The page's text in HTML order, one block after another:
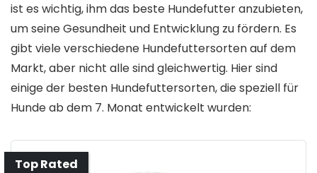
ist es wichtig, ihm das beste Hundefutter anzubieten,
um seine Gesundheit und Entwicklung zu fördern. Es
gibt viele verschiedene Hundefuttersorten auf dem
Markt, aber nicht alle sind gleichwertig. Hier sind
einige der besten Hundefuttersorten, die speziell für
Hunde ab dem 7. Monat entwickelt wurden:
Top Rated